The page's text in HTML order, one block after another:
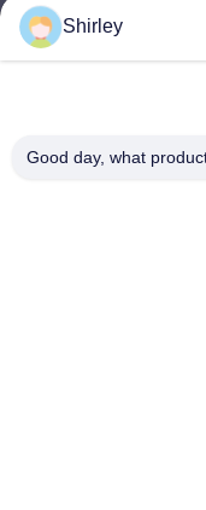
0086-
Shirley
Good day, what